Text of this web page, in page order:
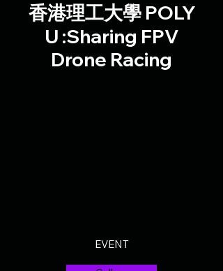
香港理工大學POLY
U :Sharing FPV
Drone Racing
EVENT